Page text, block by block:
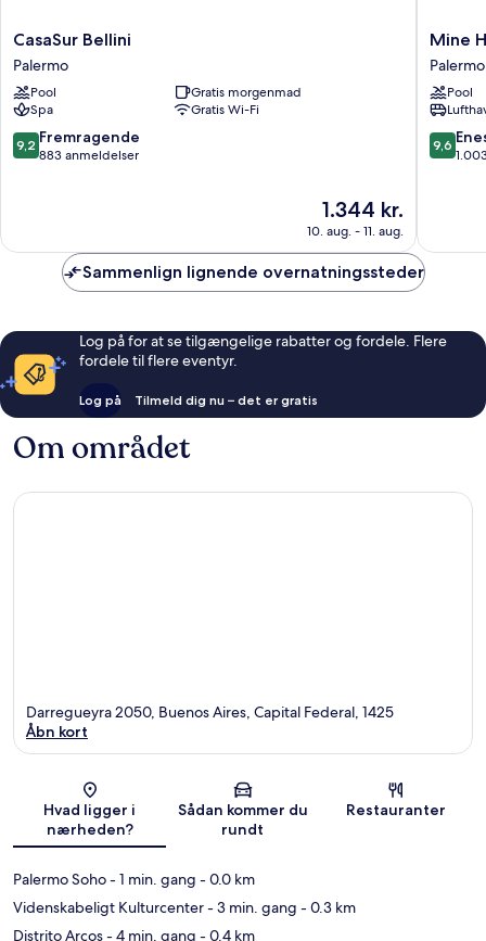
CasaSur
Bellini
Palermo
CasaSur Bellini
Palermo
Pool
Gratis morgenmad
Spa
Gratis Wi-Fi
9.2
ud
anmeldelser
9,2 Fremragende
883 anmeldelser
Prisen
er
1.344 kr.
1.344 kr.
10. aug. - 11. aug.
Mine
Hotel
Palermo
Mine
Palermo
Pool
9.6
ud
9,6
Sammenlign lignende overnatningssteder
Log på for at se tilgængelige rabatter og fordele. Flere
fordele til flere eventyr.
Log på Tilmeld dig nu – det er gratis
Om området
Kort
Darregueyra 2050, Buenos Aires, Capital Federal, 1425
Åbn kort
Hvad ligger i
nærheden?
Sådan kommer du
rundt
Restauranter
Palermo Soho- 1 min. gang - 0.0 km
Videnskabeligt Kulturcenter- 3 min. gang - 0.3 km
Distrito Arcos- 4 min. gang - 0.4 km